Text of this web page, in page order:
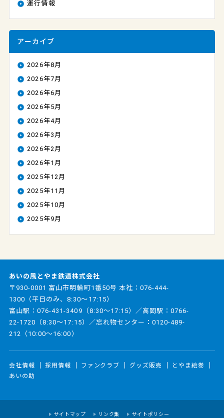
運行情報
アーカイブ
2026年8月
2026年7月
2026年6月
2026年5月
2026年4月
2026年3月
2026年2月
2026年1月
2025年12月
2025年11月
2025年10月
2025年9月
あいの風とやま鉄道株式会社
〒930-0001 富山市明輪町1番50号 本社： 076-444-
1300 （平日のみ、8:30～17:15）
富山駅：076-431-3409 （8:30～17:15）／高岡駅：0766-
22-1720 （8:30～17:15）／忘れ物センター：0120-489-
212 （10:00～16:00）
会社情報 採用情報 ファンクラブ グッズ販売
とやま絵巻
あいの助
サイトマップ リンク集 サイトポリシー